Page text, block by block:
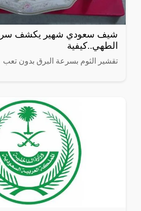
شيف سعودي شهير يكشف سر
الطهي..كيفية
تقشير الثوم بسرعة البرق بدون تعب